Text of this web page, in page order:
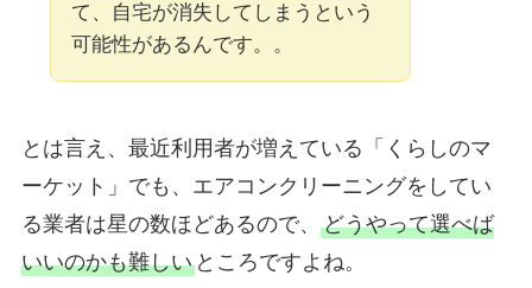
て、自宅が消失してしまうという
可能性があるんです。。
とは言え、最近利用者が増えている「くらしのマ
ーケット」でも、エアコンクリーニングをしてい
る業者は星の数ほどあるので、 どうやって選べば
いいのかも難しいところですよね。